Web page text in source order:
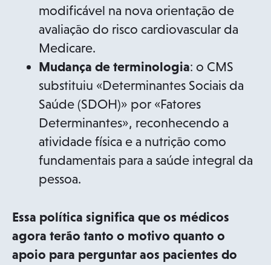
modificável na nova orientação de
avaliação do risco cardiovascular da
Medicare.
Mudança de terminologia: o CMS
substituiu «Determinantes Sociais da
Saúde (SDOH)» por «Fatores
Determinantes», reconhecendo a
atividade física e a nutrição como
fundamentais para a saúde integral da
pessoa.
Essa política significa que os médicos
agora terão tanto o motivo quanto o
apoio para perguntar aos pacientes do